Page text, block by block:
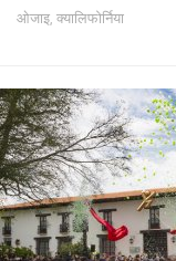
ओजाइ, क्यालिफोर्निया